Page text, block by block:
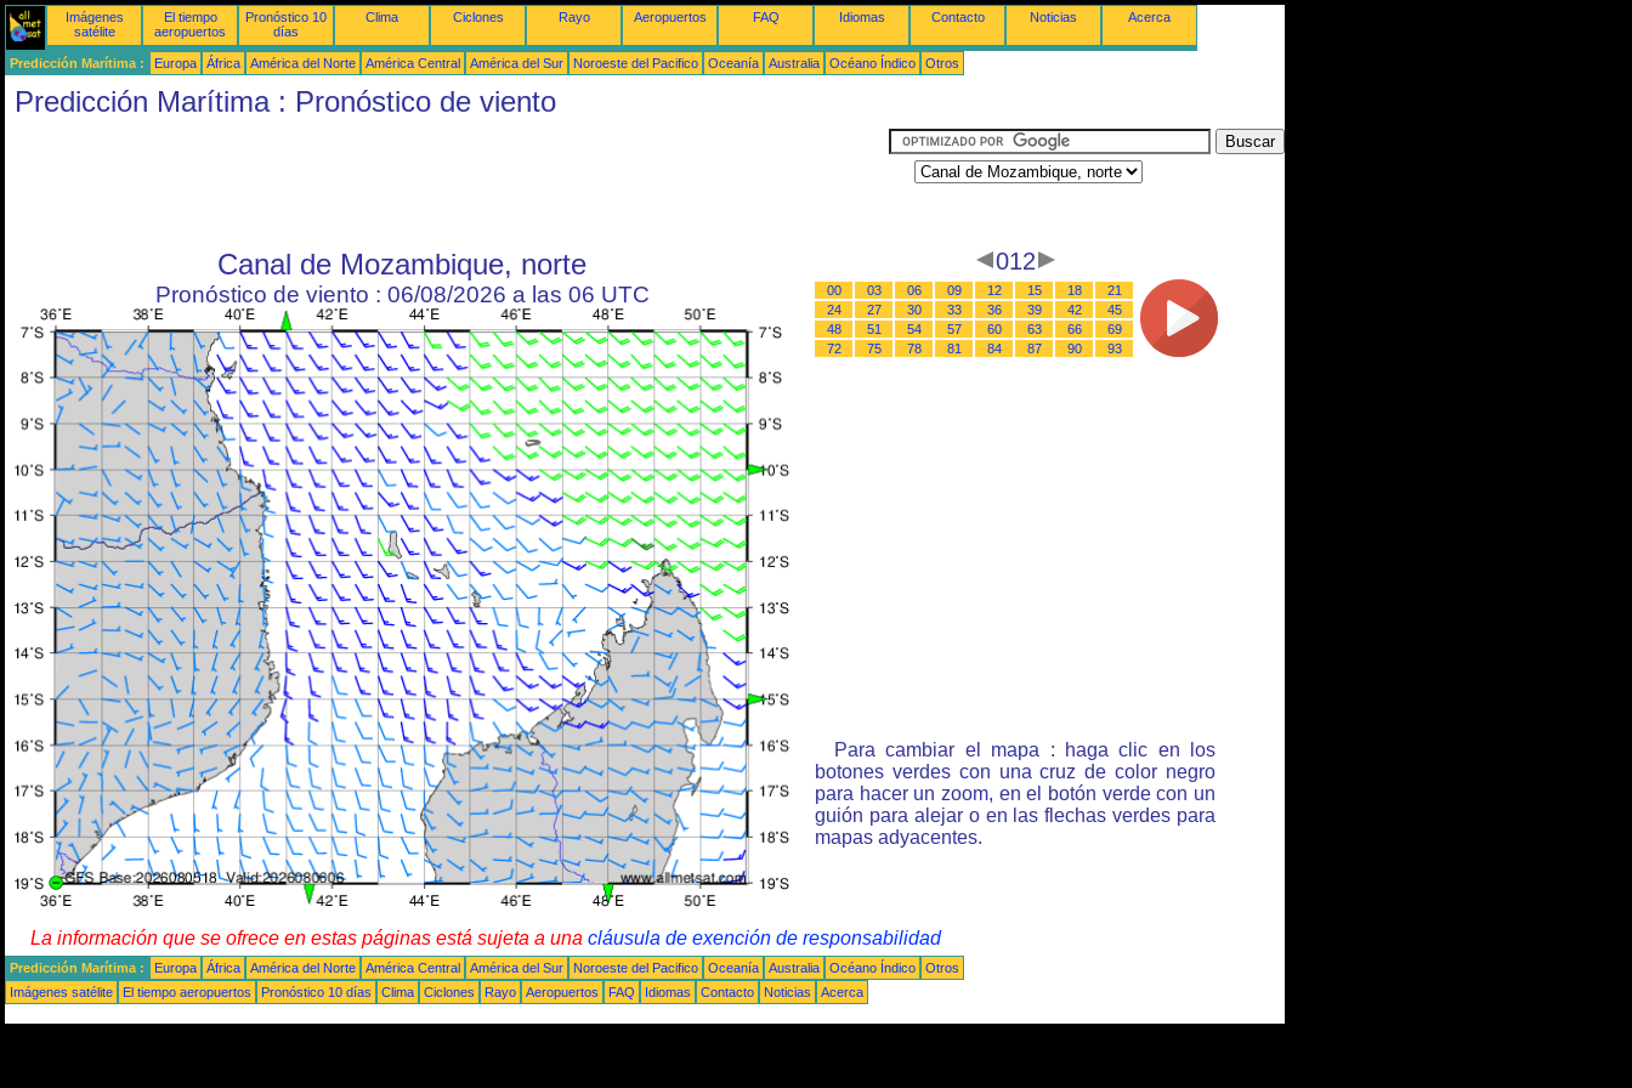
Imágenes
satélite
El tiempo
aeropuertos
Pronóstico 10
días
Clima Ciclones Rayo Aeropuertos FAQ Idiomas Contacto Noticias Acerca
Predicción Marítima : Europa África América del Norte América Central América del Sur Noroeste del Pacifico Oceanía Australia Océano Índico Otros
Predicción Marítima : Pronóstico de viento
Canal de Mozambique, norte
Pronóstico de viento : 06/08/2026 a las 06 UTC
012
00 03 06 09 12 15 18
21
24
27 30 33 36 39 42
45
48
51 54 57 60 63 66
69
72
75 78 81 84 87 90 93
Para cambiar el mapa : haga clic en los
botones verdes con una cruz de color negro
para hacer un zoom, en el botón verde con un
guión para alejar o en las flechas verdes para
mapas adyacentes.
La información que se ofrece en estas páginas está sujeta a una cláusula de exención de responsabilidad
Predicción Marítima : Europa África América del Norte América Central América del Sur Noroeste del Pacifico Oceanía Australia Océano Índico
Otros
Imágenes satélite
El tiempo aeropuertos Pronóstico 10 días Clima Ciclones Rayo Aeropuertos FAQ Idiomas Contacto Noticias Acerca